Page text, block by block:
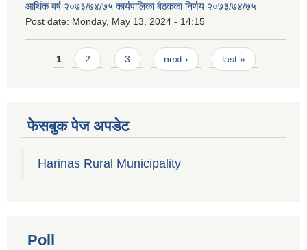
आर्थिक बर्ष २०७३/७४/७५ कार्यपालिका बैठकका निर्णय २०७३/७४/७५
Post date: Monday, May 13, 2024 - 14:15
Pages
1 2 3 next › last »
फेसबुक पेज अपडेट
Harinas Rural Municipality
Poll